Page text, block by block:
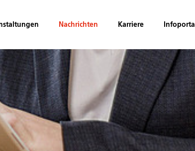
Nachrichten Karriere Infoportal